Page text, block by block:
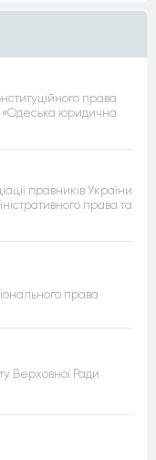
права
«Одеська юридична
правників України
права та
права
Верховної Ради